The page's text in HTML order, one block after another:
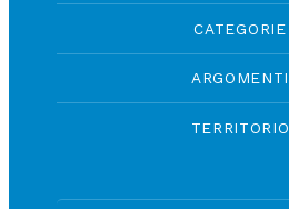
CATEGORIE
ARGOMENTI
TERRITORIO